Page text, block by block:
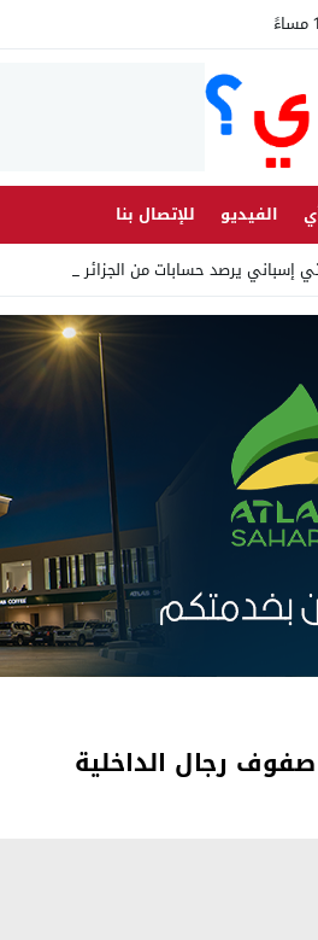
الفيديو
للإتصال بنا
إسباني يرصد حسابات من الجزائر وأرقاما ب_
رجال الداخلية